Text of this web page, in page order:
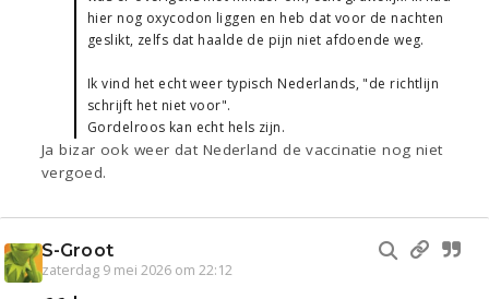
hier nog oxycodon liggen en heb dat voor de nachten
geslikt, zelfs dat haalde de pijn niet afdoende weg.
Ik vind het echt weer typisch Nederlands, "de richtlijn
schrijft het niet voor".
Gordelroos kan echt hels zijn.
Ja bizar ook weer dat Nederland de vaccinatie nog niet
vergoed.
S-Groot
zaterdag 9 mei 2026 om 22:12